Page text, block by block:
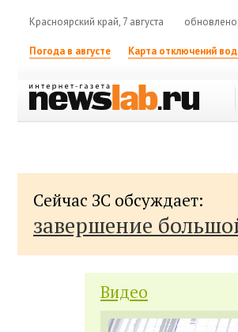
Красноярский край, 7 августа
Погода в августе Карта отключений
Сейчас ЗС обсуждает:
завершение
Видео